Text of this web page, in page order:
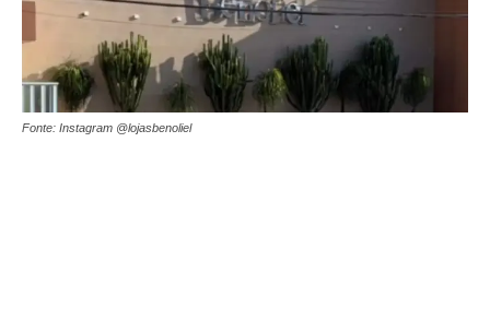
Fonte: Instagram @lojasbenoliel